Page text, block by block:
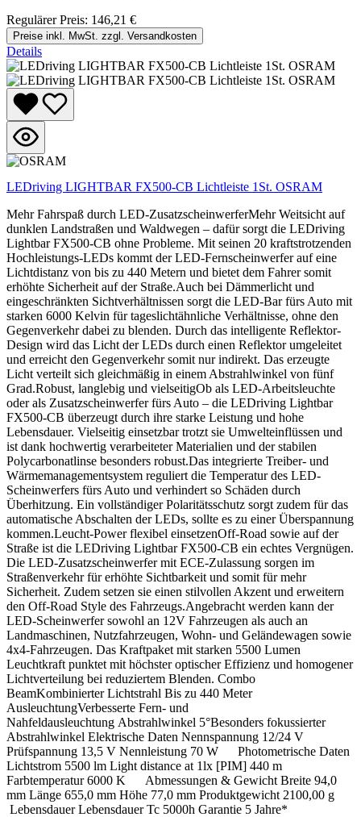
Regulärer Preis: 146,21 €
Preise inkl. MwSt. zzgl. Versandkosten
Details
LEDriving LIGHTBAR FX500-CB Lichtleiste 1St. OSRAM
Mehr Fahrspaß durch LED-ZusatzscheinwerferMehr Weitsicht auf
dunklen Landstraßen und Waldwegen – dafür sorgt die LEDriving
Lightbar FX500-CB ohne Probleme. Mit seinen 20 kraftstrotzenden
Hochleistungs-LEDs kommt der LED-Fernscheinwerfer auf eine
Lichtdistanz von bis zu 440 Metern und bietet dem Fahrer somit
erhöhte Sicherheit auf der Straße.Auch bei Dämmerlicht und
eingeschränkten Sichtverhältnissen sorgt die LED-Bar fürs Auto mit
starken 6000 Kelvin für tageslichtähnliche Verhältnisse, ohne den
Gegenverkehr dabei zu blenden. Durch das intelligente Reflektor-
Design wird das Licht der LEDs durch einen Reflektor umgeleitet
und erreicht den Gegenverkehr somit nur indirekt. Das erzeugte
Licht verteilt sich gleichmäßig in einem Abstrahlwinkel von fünf
Grad.Robust, langlebig und vielseitigOb als LED-Arbeitsleuchte
oder als Zusatzscheinwerfer fürs Auto – die LEDriving Lightbar
FX500-CB überzeugt durch ihre starke Leistung und hohe
Lebensdauer. Vielseitig einsetzbar trotzt sie Umwelteinflüssen und
ist dank hochwertig verarbeiteter Materialien und der stabilen
Polycarbonatlinse besonders robust.Das integrierte Treiber- und
Wärmemanagementsystem reguliert die Temperatur des LED-
Scheinwerfers fürs Auto und verhindert so Schäden durch
Überhitzung. Ein vollständiger Polaritätsschutz sorgt zudem für das
automatische Abschalten der LEDs, sollte es zu einer Überspannung
kommen.Leucht-Power flexibel einsetzenOff-Road sowie auf der
Straße ist die LEDriving Lightbar FX500-CB ein echtes Vergnügen.
Die LED-Zusatzscheinwerfer mit ECE-Zulassung sorgen im
Straßenverkehr für erhöhte Sichtbarkeit und somit für mehr
Sicherheit. Zudem setzen sie einen stilvollen Akzent und erweitern
den Off-Road Style des Fahrzeugs.Angebracht werden kann der
LED-Scheinwerfer sowohl an 12V Fahrzeugen als auch an
Landmaschinen, Nutzfahrzeugen, Wohn- und Geländewagen sowie
4x4-Fahrzeugen. Das Kraftpaket mit starken 5500 Lumen
Leuchtkraft punktet mit höchster optischer Effizienz und homogener
Lichtverteilung bei reduziertem Blenden. Combo
BeamKombinierter Lichtstrahl Bis zu 440 Meter
AusleuchtungVerbesserte Fern- und
Nahfeldausleuchtung Abstrahlwinkel 5°Besonders fokussierter
Abstrahlwinkel Elektrische Daten Nennspannung 12/24 V
Prüfspannung 13,5 V Nennleistung 70 W Photometrische Daten
Lichtstrom 5500 lm Light distance at 1lx [PIM] 440 m
Farbtemperatur 6000 K Abmessungen & Gewicht Breite 94,0
mm Länge 655,0 mm Höhe 77,0 mm Produktgewicht 2100,00 g
Lebensdauer Lebensdauer Tc 5000h Garantie 5 Jahre*